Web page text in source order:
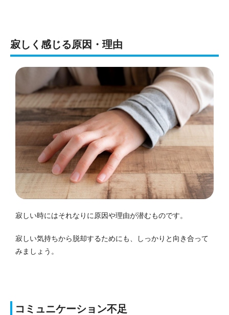
寂しく感じる原因・理由
寂しい時にはそれなりに原因や理由が潜むものです。
寂しい気持ちから脱却するためにも、しっかりと向き合って
みましょう。
コミュニケーション不足